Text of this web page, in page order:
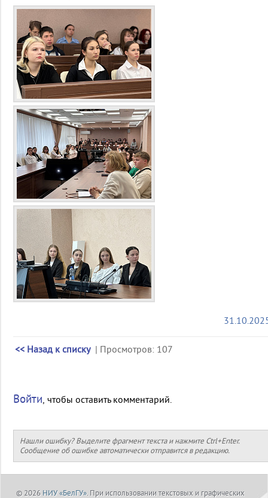
<< Назад к списку | Просмотров: 107
Войти, чтобы оставить комментарий.
Нашли ошибку? Выделите фрагмент текста и нажмите Ctrl+Enter.
Сообщение об ошибке автоматически отправится в редакцию.
© 2026 НИУ «БелГУ». При использовании текстовых и графических